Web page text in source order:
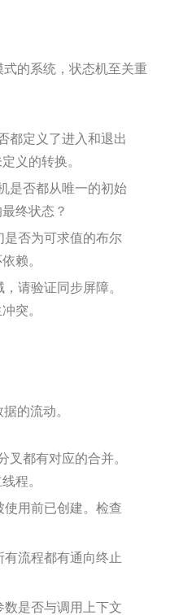
的系统，状态机至关重
都定义了进入和退出
义的转换。
是否都从唯一的初始
终状态？
否为可求值的布尔
赖。
请验证同步屏障。
突。
的流动。
叉都有对应的合并。
程。
用前已创建。检查
流程都有通向终止
是否与调用上下文